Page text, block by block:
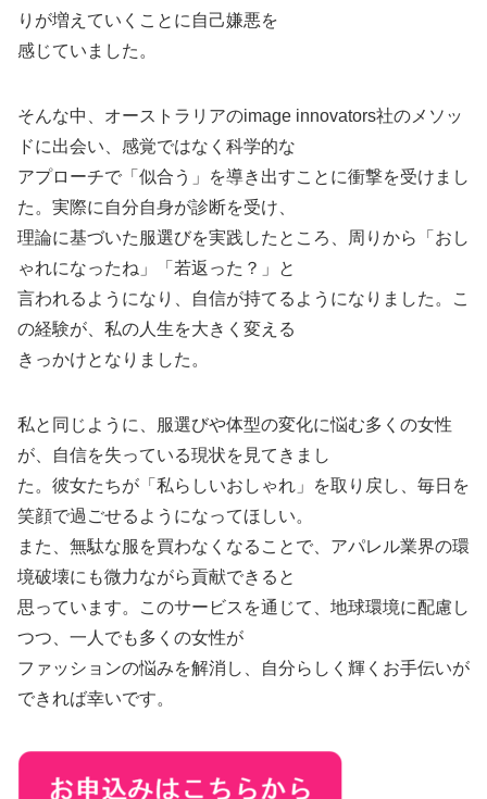
りが増えていくことに自己嫌悪を
感じていました。
そんな中、オーストラリアのimage innovators社のメソッ
ドに出会い、感覚ではなく科学的な
アプローチで「似合う」を導き出すことに衝撃を受けまし
た。実際に自分自身が診断を受け、
理論に基づいた服選びを実践したところ、周りから「おし
ゃれになったね」「若返った？」と
言われるようになり、自信が持てるようになりました。こ
の経験が、私の人生を大きく変える
きっかけとなりました。
私と同じように、服選びや体型の変化に悩む多くの女性
が、自信を失っている現状を見てきまし
た。彼女たちが「私らしいおしゃれ」を取り戻し、毎日を
笑顔で過ごせるようになってほしい。
また、無駄な服を買わなくなることで、アパレル業界の環
境破壊にも微力ながら貢献できると
思っています。このサービスを通じて、地球環境に配慮し
つつ、一人でも多くの女性が
ファッションの悩みを解消し、自分らしく輝くお手伝いが
できれば幸いです。